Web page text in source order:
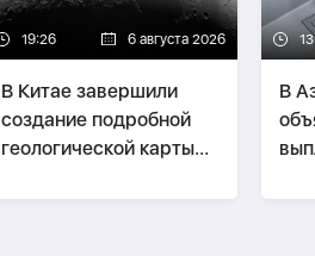
19:26 6 августа 2026
В Китае завершили
создание подробной
геологической карты
В